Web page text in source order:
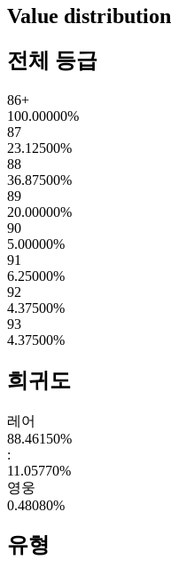
Value distribution
전체 등급
86+
100.00000%
87
23.12500%
88
36.87500%
89
20.00000%
90
5.00000%
91
6.25000%
92
4.37500%
93
4.37500%
희귀도
레어
88.46150%
:
11.05770%
영웅
0.48080%
유형